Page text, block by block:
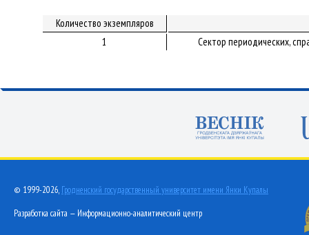
Количество экземпляров
1
Сектор периодических,
© 1999-2026, Гродненский государственный университет имени Янки Купалы
Разработка сайта — Информационно-аналитический центр